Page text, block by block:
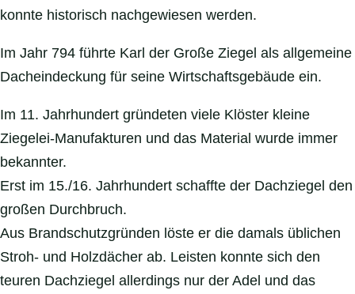
konnte historisch nachgewiesen werden.
Im Jahr 794 führte Karl der Große Ziegel als allgemeine
Dacheindeckung für seine Wirtschaftsgebäude ein.
Im 11. Jahrhundert gründeten viele Klöster kleine
Ziegelei-Manufakturen und das Material wurde immer
bekannter.
Erst im 15./16. Jahrhundert schaffte der Dachziegel den
großen Durchbruch.
Aus Brandschutzgründen löste er die damals üblichen
Stroh- und Holzdächer ab. Leisten konnte sich den
teuren Dachziegel allerdings nur der Adel und das